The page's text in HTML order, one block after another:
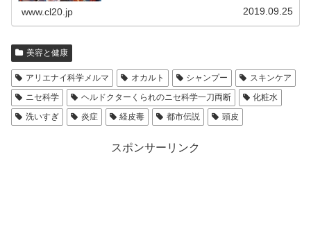
www.cl20.jp 2019.09.25
美容と健康
アリエナイ科学メルマ オカルト シャンプー
スキンケア
ニセ科学
ヘルドクターくられのニセ科学一刀両断
化粧水
洗いすぎ
炎症 経皮毒 都市伝説 頭皮
スポンサーリンク